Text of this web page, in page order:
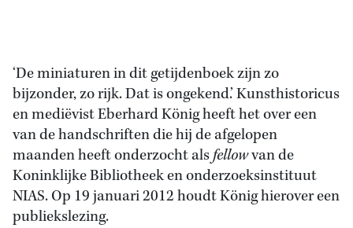
Zoek
‘De miniaturen in dit getijdenboek zijn zo
bijzonder, zo rijk. Dat is ongekend.’ Kunsthistoricus
en mediëvist Eberhard König heeft het over een
van de handschriften die hij de afgelopen
maanden heeft onderzocht alsfellowvan de
Koninklijke Bibliotheek en onderzoeksinstituut
NIAS. Op 19 januari 2012 houdt König hierover een
publiekslezing.